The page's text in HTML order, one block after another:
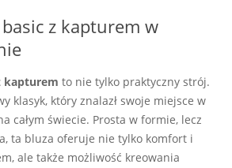
z kapturem w
kapturem to nie tylko praktyczny strój.
klasyk, który znalazł swoje miejsce w
całym świecie. Prosta w formie, lecz
ta bluza oferuje nie tylko komfort i
ale także możliwość kreowania